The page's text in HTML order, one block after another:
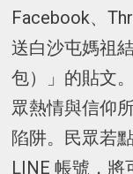
Facebook、
送白沙屯媽祖
包）」的貼文
眾熱情與信仰
陷阱。民眾若
LINE 帳號，將